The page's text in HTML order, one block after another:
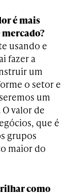
é mais
usando e
fazer a
um
o setor e
um
valor de
que é
grupos
maior do
como